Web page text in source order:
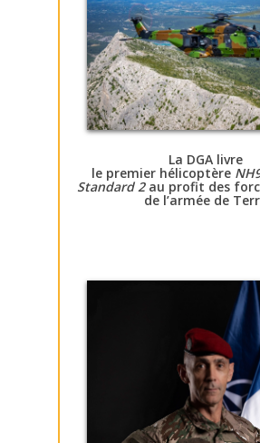
La DGA livre
le premier hélicoptère
Standard 2au profit des
de l’armée de